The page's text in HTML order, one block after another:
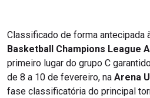
Classificado de forma antecipada
Basketball Champions League
primeiro lugar do grupo C
de 8 a 10 de fevereiro, na Arena
fase classificatória do principal